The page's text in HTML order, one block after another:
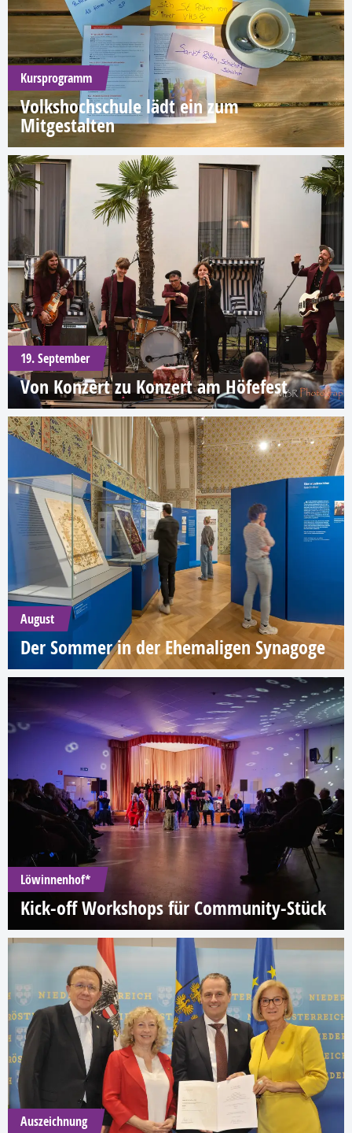
Kursprogramm
Volkshochschule lädt ein zum
Mitgestalten
19. September
Von Konzert zu Konzert am Höfefest
August
Der Sommer in der Ehemaligen Synagoge
Löwinnenhof*
Kick-off Workshops für Community-Stück
Auszeichnung